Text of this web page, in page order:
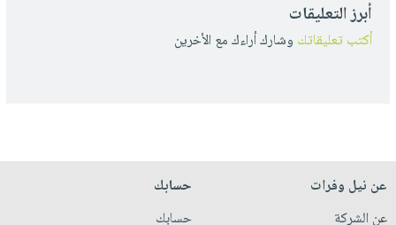
أبرز التعليقات
أكتب تعليقاتك وشارك أراءك مع الأخرين
عن نيل وفرات
عن الشركة
حسابك
حسابك